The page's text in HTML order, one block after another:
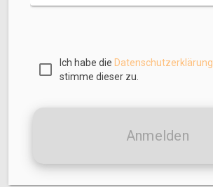
Ich habe die Datenschutzerklärung
stimme dieser zu.
Anmelden